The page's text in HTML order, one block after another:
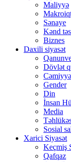
Maliyyə
Sənaye
Kənd
Biznes
Daxili siyasət
Dövlət
Gender
Din
İnsan
Media
Sosial
Xarici Siyasət
Keçmiş
Qafqaz